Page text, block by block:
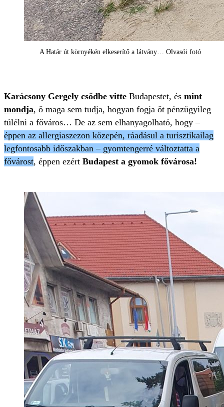
A Határ út környékén elkeserítő a látvány… Olvasói fotó
Karácsony Gergely csődbe vitte Budapestet, és mint
mondja, ő maga sem tudja, hogyan fogja őt pénzügyileg
túlélni a főváros… De az sem elhanyagolható, hogy –
éppen az allergiaszezon közepén, ráadásul a turisztikailag
legfontosabb időszakban – gyomtengerré változtatta a
fővárost, éppen ezért Budapest a gyomok fővárosa!